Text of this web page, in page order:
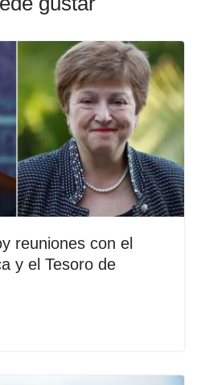
reuniones con el
y el Tesoro de